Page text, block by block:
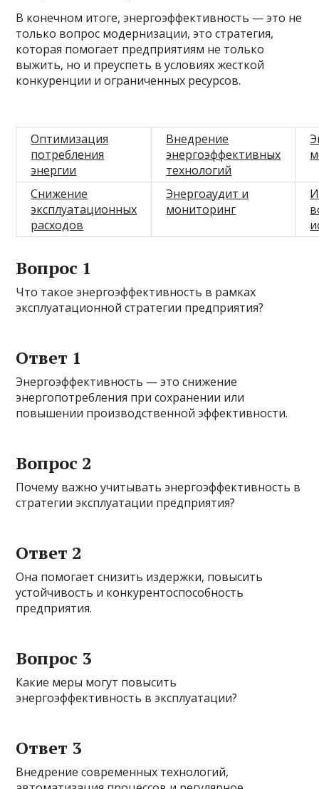
В конечном итоге, энергоэффективность — это не
только вопрос модернизации, это стратегия,
которая помогает предприятиям не только
выжить, но и преуспеть в условиях жесткой
конкуренции и ограниченных ресурсов.
Оптимизация
потребления
энергии
Внедрение
энергоэффективных
технологий
Снижение
эксплуатационных
расходов
Энергоаудит и
мониторинг
Вопрос 1
Что такое энергоэффективность в рамках
эксплуатационной стратегии предприятия?
Ответ 1
Энергоэффективность — это снижение
энергопотребления при сохранении или
повышении производственной эффективности.
Вопрос 2
Почему важно учитывать энергоэффективность в
стратегии эксплуатации предприятия?
Ответ 2
Она помогает снизить издержки, повысить
устойчивость и конкурентоспособность
предприятия.
Вопрос 3
Какие меры могут повысить
энергоэффективность в эксплуатации?
Ответ 3
Внедрение современных технологий,